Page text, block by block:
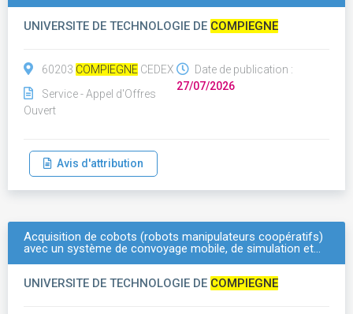
UNIVERSITE DE TECHNOLOGIE DE COMPIEGNE
60203 COMPIEGNE CEDEX
Service - Appel d'Offres
Ouvert
Date de publication :
27/07/2026
Avis d'attribution
Acquisition de cobots (robots manipulateurs coopératifs)
avec un système de convoyage mobile, de simulation et…
UNIVERSITE DE TECHNOLOGIE DE COMPIEGNE